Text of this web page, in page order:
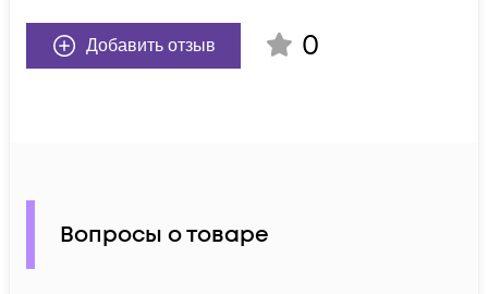
Добавить отзыв 0
Вопросы о товаре